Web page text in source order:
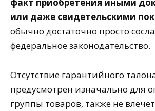
или даже свидетельскими
обычно достаточно просто
федеральное законодательство.
Отсутствие гарантийного
предусмотрен изначально для
группы товаров, также не